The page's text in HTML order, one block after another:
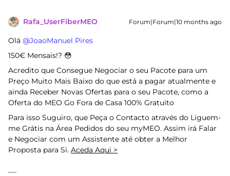
Rafa_UserFiberMEO Forum|Forum|10 months ago
Olá ​ @JoaoManuel Pires
150€ Mensais!? 😳
Acredito que Consegue Negociar o seu Pacote para um
Preço Muito Mais Baixo do que está a pagar atualmente e
ainda Receber Novas Ofertas para o seu Pacote, como a
Oferta do MEO Go Fora de Casa 100% Gratuito
Para isso Suguiro, que Peça o Contacto através do Liguem-
me Grátis na Área Pedidos do seu myMEO. Assim irá Falar
e Negociar com um Assistente até obter a Melhor
Proposta para Si. Aceda Aqui >